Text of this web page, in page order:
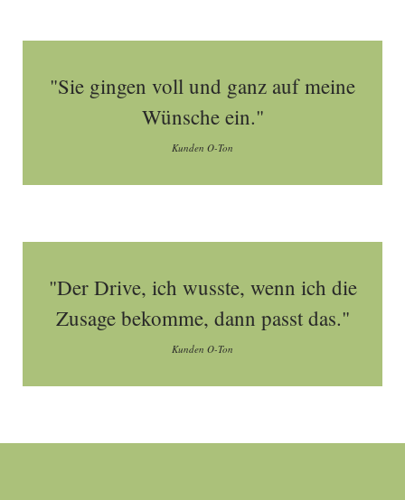
"Sie gingen voll und ganz auf meine
Wünsche ein."
Kunden O-Ton
"Der Drive, ich wusste, wenn ich die
Zusage bekomme, dann passt das."
Kunden O-Ton